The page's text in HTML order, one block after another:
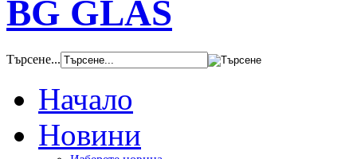
BG GLAS
Търсене...
Начало
Новини